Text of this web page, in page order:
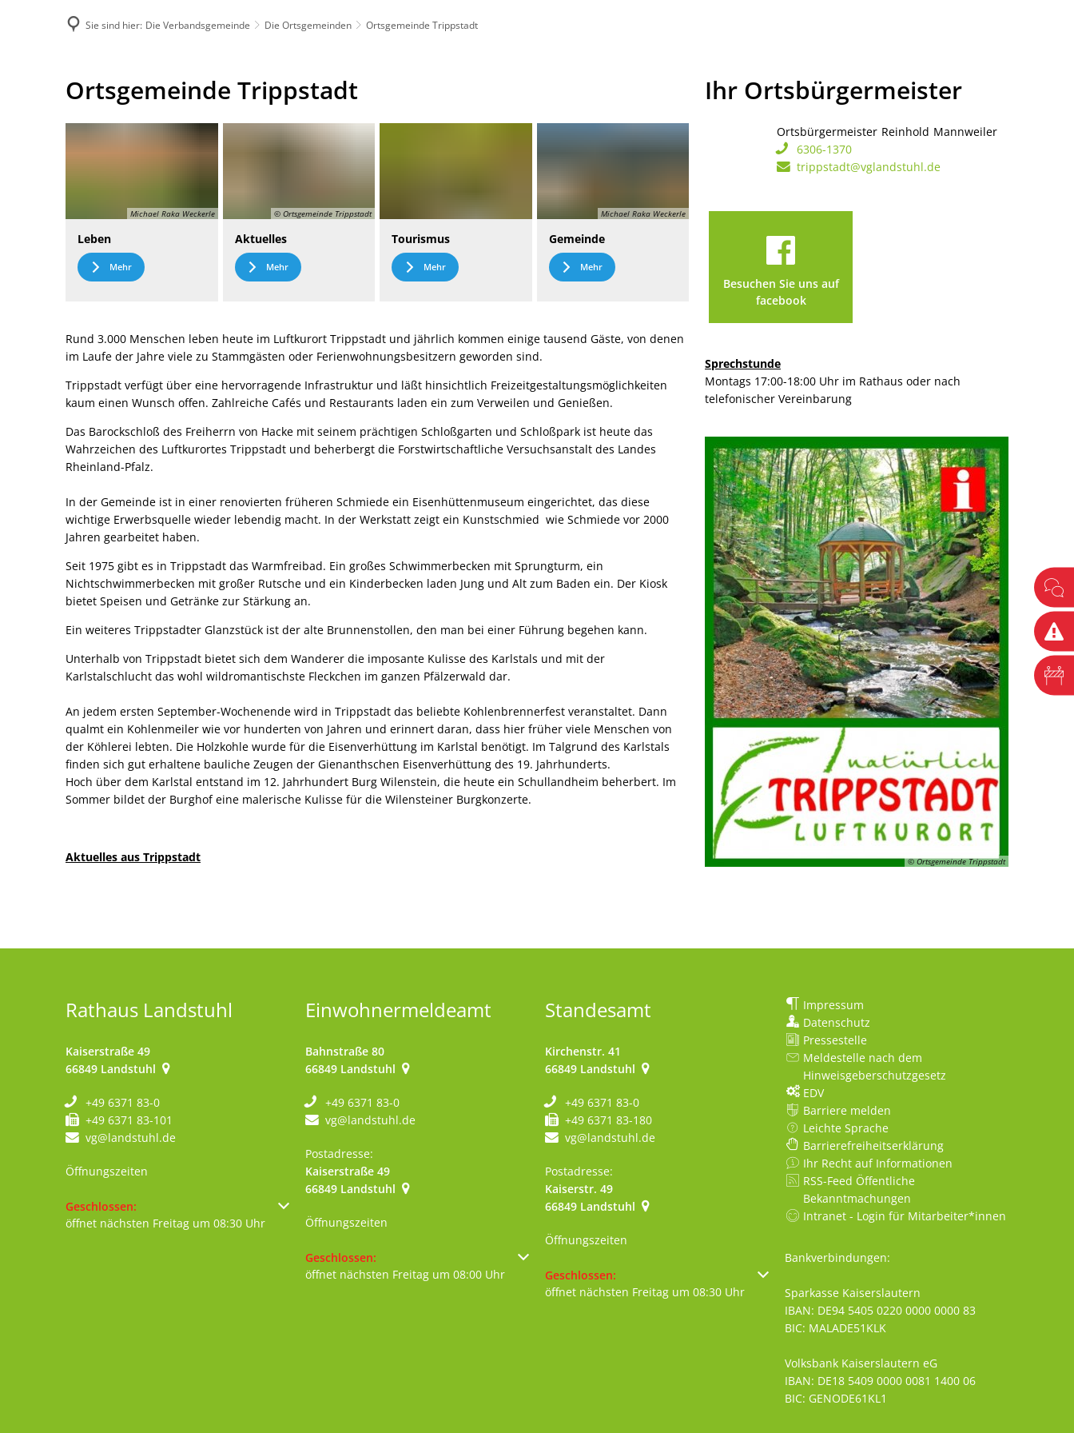
Sie sind hier: Die Verbandsgemeinde Die Ortsgemeinden Ortsgemeinde Trippstadt
Ortsgemeinde
Trippstadt
Ortsgemeinde Trippstadt
Michael Raka Weckerle
Leben
Mehr
© Ortsgemeinde Trippstadt
Aktuelles
Mehr
Tourismus
Mehr
Michael Raka Weckerle
Gemeinde
Mehr
Rund 3.000 Menschen leben heute im Luftkurort Trippstadt und jährlich kommen einige tausend Gäste, von denen
im Laufe der Jahre viele zu Stammgästen oder Ferienwohnungsbesitzern geworden sind.
Trippstadt verfügt über eine hervorragende Infrastruktur und läßt hinsichtlich Freizeitgestaltungsmöglichkeiten
kaum einen Wunsch offen. Zahlreiche Cafés und Restaurants laden ein zum Verweilen und Genießen.
Das Barockschloß des Freiherrn von Hacke mit seinem prächtigen Schloßgarten und Schloßpark ist heute das
Wahrzeichen des Luftkurortes Trippstadt und beherbergt die Forstwirtschaftliche Versuchsanstalt des Landes
Rheinland-Pfalz.
In der Gemeinde ist in einer renovierten früheren Schmiede ein Eisenhüttenmuseum eingerichtet, das diese
wichtige Erwerbsquelle wieder lebendig macht. In der Werkstatt zeigt ein Kunstschmied wie Schmiede vor 2000
Jahren gearbeitet haben.
Seit 1975 gibt es in Trippstadt das Warmfreibad. Ein großes Schwimmerbecken mit Sprungturm, ein
Nichtschwimmerbecken mit großer Rutsche und ein Kinderbecken laden Jung und Alt zum Baden ein. Der Kiosk
bietet Speisen und Getränke zur Stärkung an.
Ein weiteres Trippstadter Glanzstück ist der alte Brunnenstollen, den man bei einer Führung begehen kann.
Unterhalb von Trippstadt bietet sich dem Wanderer die imposante Kulisse des Karlstals und mit der
Karlstalschlucht das wohl wildromantischste Fleckchen im ganzen Pfälzerwald dar.
An jedem ersten September-Wochenende wird in Trippstadt das beliebte Kohlenbrennerfest veranstaltet. Dann
qualmt ein Kohlenmeiler wie vor hunderten von Jahren und erinnert daran, dass hier früher viele Menschen von
der Köhlerei lebten. Die Holzkohle wurde für die Eisenverhüttung im Karlstal benötigt. Im Talgrund des Karlstals
finden sich gut erhaltene bauliche Zeugen der Gienanthschen Eisenverhüttung des 19. Jahrhunderts.
Hoch über dem Karlstal entstand im 12. Jahrhundert Burg Wilenstein, die heute ein Schullandheim beherbert. Im
Sommer bildet der Burghof eine malerische Kulisse für die Wilensteiner Burgkonzerte.
Aktuelles aus Trippstadt
Ihr Ortsbürgermeister
Ortsbürgermeister Reinhold Mannweiler
6306-1370
trippstadt@vglandstuhl.de
Besuchen Sie uns auf
facebook
Sprechstunde
Montags 17:00-18:00 Uhr im Rathaus oder nach
telefonischer Vereinbarung
© Ortsgemeinde Trippstadt
Rathaus Landstuhl
Kaiserstraße 49
66849 Landstuhl
+49 6371 83-0
+49 6371 83-101
vg@landstuhl.de
Öffnungszeiten
Klicken, um weitere Öffnungs- oder Schließzeiten auszublenden
Geschlossen:
öffnet nächsten Freitag um 08:30 Uhr
Einwohnermeldeamt
Bahnstraße 80
66849 Landstuhl
+49 6371 83-0
vg@landstuhl.de
Postadresse:
Kaiserstraße 49
66849 Landstuhl
Öffnungszeiten
Klicken, um weitere Öffnungs- oder Schließzeiten auszublenden
Geschlossen:
öffnet nächsten Freitag um 08:00 Uhr
Standesamt
Kirchenstr. 41
66849 Landstuhl
+49 6371 83-0
+49 6371 83-180
vg@landstuhl.de
Postadresse:
Kaiserstr. 49
66849 Landstuhl
Öffnungszeiten
Klicken, um weitere Öffnungs- oder Schließzeiten auszublenden
Geschlossen:
öffnet nächsten Freitag um 08:30 Uhr
Impressum
Datenschutz
Pressestelle
Meldestelle nach dem
Hinweisgeberschutzgesetz
EDV
Barriere melden
Leichte Sprache
Barrierefreiheitserklärung
Ihr Recht auf Informationen
RSS-Feed Öffentliche
Bekanntmachungen
Intranet - Login für Mitarbeiter*innen
Bankverbindungen:
Sparkasse Kaiserslautern
IBAN: DE94 5405 0220 0000 0000 83
BIC: MALADE51KLK
Volksbank Kaiserslautern eG
IBAN: DE18 5409 0000 0081 1400 06
BIC: GENODE61KL1